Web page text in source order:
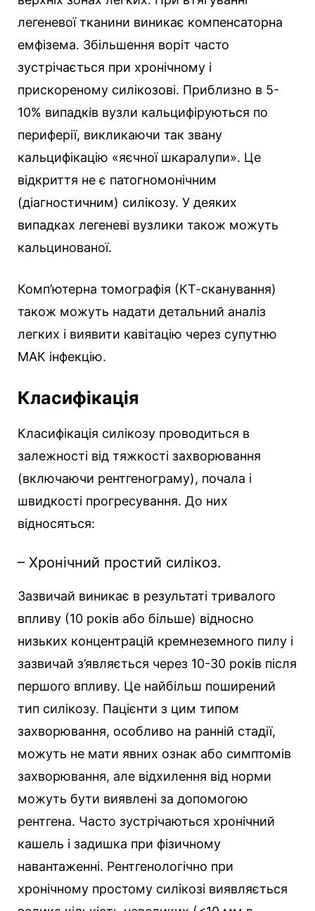
легеневої тканини виникає компенсаторна
емфізема. Збільшення воріт часто
зустрічається при хронічному і
прискореному силікозові. Приблизно в 5-
10% випадків вузли кальцифіруються по
периферії, викликаючи так звану
кальцифікацію «яєчної шкаралупи». Це
відкриття не є патогномонічним
(діагностичним) силікозу. У деяких
випадках легеневі вузлики також можуть
кальцинованої.
Комп’ютерна томографія (КТ-сканування)
також можуть надати детальний аналіз
легких і виявити кавітацію через супутню
МАК інфекцію.
Класифікація
Класифікація силікозу проводиться в
залежності від тяжкості захворювання
(включаючи рентгенограму), почала і
швидкості прогресування. До них
відносяться:
– Хронічний простий силікоз.
Зазвичай виникає в результаті тривалого
впливу (10 років або більше) відносно
низьких концентрацій кремнеземного пилу і
зазвичай з’являється через 10-30 років після
першого впливу. Це найбільш поширений
тип силікозу. Пацієнти з цим типом
захворювання, особливо на ранній стадії,
можуть не мати явних ознак або симптомів
захворювання, але відхилення від норми
можуть бути виявлені за допомогою
рентгена. Часто зустрічаються хронічний
кашель і задишка при фізичному
навантаженні. Рентгенологічно при
хронічному простому силікозі виявляється